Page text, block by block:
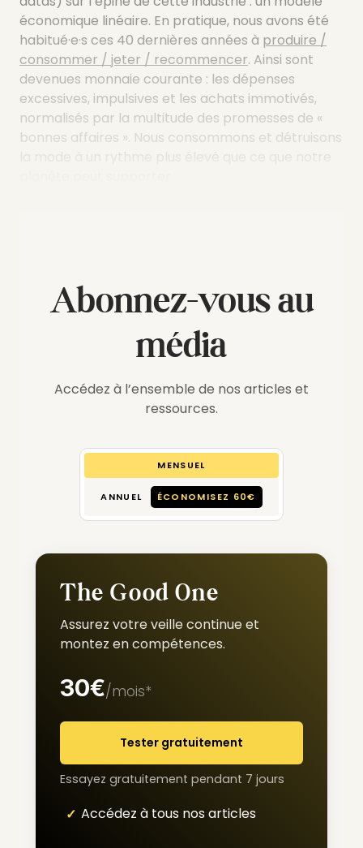
économique linéaire. En pratique, nous avons été
habitué·e·s ces 40 dernières années à produire /
consommer / jeter / recommencer. Ainsi sont
devenues monnaie courante : les dépenses
excessives, impulsives et les achats immotivés,
normalisés par la multitude des promesses de «
bonnes affaires ». Nous consommons et détruisons
Abonnez-vous au
média
Accédez à l’ensemble de nos articles et
ressources.
MENSUEL
ANNUEL ÉCONOMISEZ 60€
The Good One
Assurez votre veille continue et
montez en compétences.
30€/mois*
Tester gratuitement
Essayez gratuitement pendant 7 jours
Accédez à tous nos articles